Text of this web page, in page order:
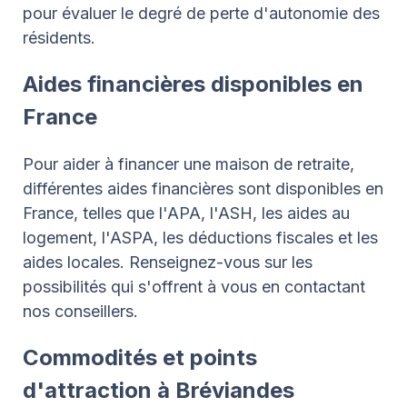
pour évaluer le degré de perte d'autonomie des
résidents.
Aides financières disponibles en
France
Pour aider à financer une maison de retraite,
différentes aides financières sont disponibles en
France, telles que l'APA, l'ASH, les aides au
logement, l'ASPA, les déductions fiscales et les
aides locales. Renseignez-vous sur les
possibilités qui s'offrent à vous en contactant
nos conseillers.
Commodités et points
d'attraction à Bréviandes